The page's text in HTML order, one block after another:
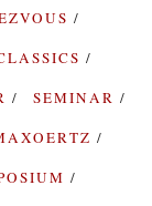
SEMINAR